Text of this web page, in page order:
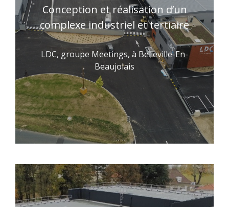
Conception et réalisation d’un
complexe industriel et tertiaire
LDC, groupe Meetings, à Belleville-En-
Beaujolais